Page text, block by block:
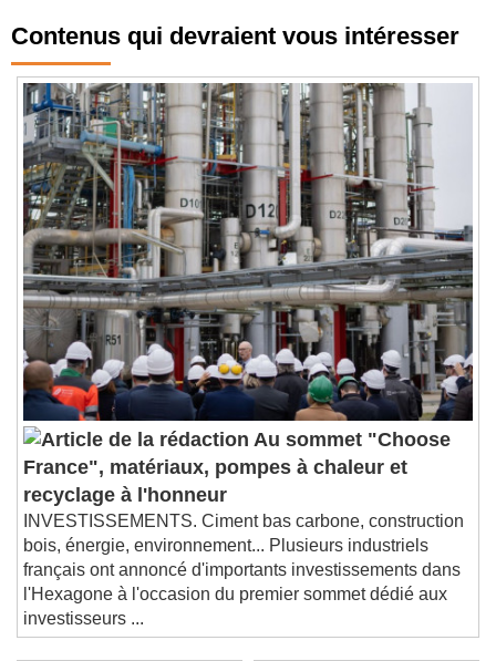
Contenus qui devraient vous intéresser
Au sommet "Choose
France", matériaux, pompes à chaleur et
recyclage à l'honneur
INVESTISSEMENTS. Ciment bas carbone, construction
bois, énergie, environnement... Plusieurs industriels
français ont annoncé d'importants investissements dans
l'Hexagone à l'occasion du premier sommet dédié aux
investisseurs ...